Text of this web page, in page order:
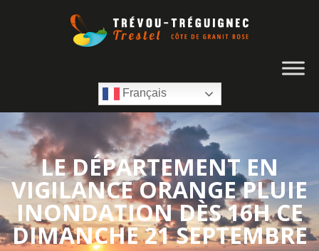
Français
LE DÉPARTEMENT EN
VIGILANCE ORANGE PLUIE
INONDATION DÈS 16H CE
DIMANCHE 21 SEPTEMBRE